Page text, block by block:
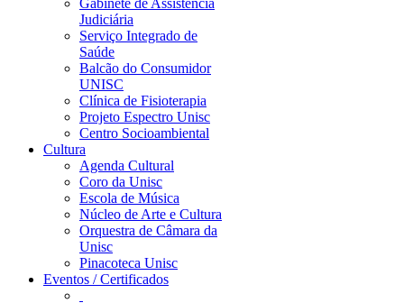
Gabinete de Assistência
Judiciária
Serviço Integrado de
Saúde
Balcão do Consumidor
UNISC
Clínica de Fisioterapia
Projeto Espectro Unisc
Centro Socioambiental
Cultura
Agenda Cultural
Coro da Unisc
Escola de Música
Núcleo de Arte e Cultura
Orquestra de Câmara da
Unisc
Pinacoteca Unisc
Eventos / Certificados